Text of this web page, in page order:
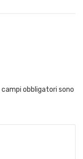
I campi obbligatori sono